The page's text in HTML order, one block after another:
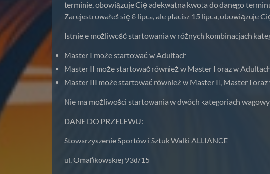
terminie, obowiązuje Cię adekwatna kwota do danego
Zarejestrowałeś się 8 lipca, ale płacisz 15 lipca, obowiązuje
Istnieje możliwość startowania w różnych kombinacjach
Master I może startować w Adultach
Master II może startować również w Master I oraz w Adultach
Master III może startować również w Master II, Master I oraz
Nie ma możliwości startowania w dwóch kategoriach
DANE DO PRZELEWU:
Stowarzyszenie Sportów i Sztuk Walki ALLIANCE
ul. Omańkowskiej 93d/15